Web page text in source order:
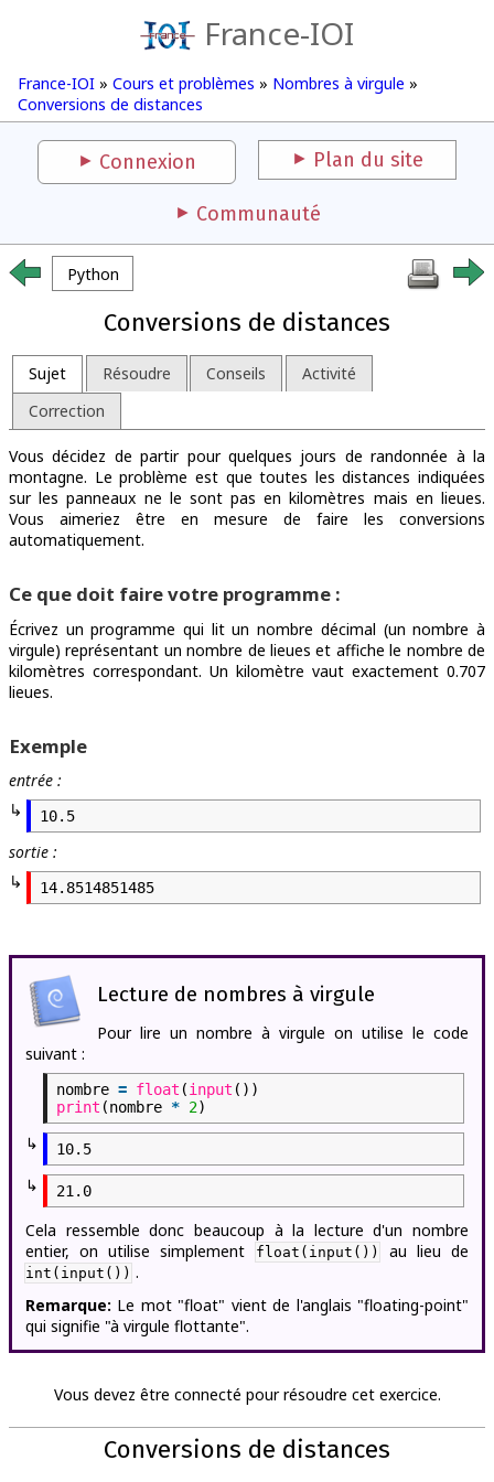
France-IOI
France-IOI » Cours et problèmes » Nombres à virgule »
Conversions de distances
Connexion Plan du site
Communauté
Python
Conversions de distances
Sujet Résoudre Conseils
Activité
Correction
Vous décidez de partir pour quelques jours de randonnée à la
montagne. Le problème est que toutes les distances indiquées
sur les panneaux ne le sont pas en kilomètres mais en lieues.
Vous aimeriez être en mesure de faire les conversions
automatiquement.
Ce que doit faire votre programme :
Écrivez un programme qui lit un nombre décimal (un nombre à
virgule) représentant un nombre de lieues et affiche le nombre de
kilomètres correspondant. Un kilomètre vaut exactement 0.707
lieues.
Exemple
entrée :
10.5
sortie :
14.8514851485
Lecture de nombres à virgule
Pour lire un nombre à virgule on utilise le code
suivant :
nombre = float (input ())
print (nombre * 2)
↳
↳
Cela ressemble donc beaucoup à la lecture d'un nombre
entier, on utilise simplement
float(input()) au lieu de
int(input()) .
Remarque: Le mot "float" vient de l'anglais "floating-point"
qui signifie "à virgule flottante".
Vous devez être connecté pour résoudre cet exercice.
Conversions de distances